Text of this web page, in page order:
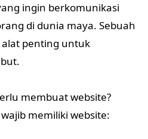
ingin berkomunikasi
di dunia maya. Sebuah
alat penting untuk
membuat website?
memiliki website: